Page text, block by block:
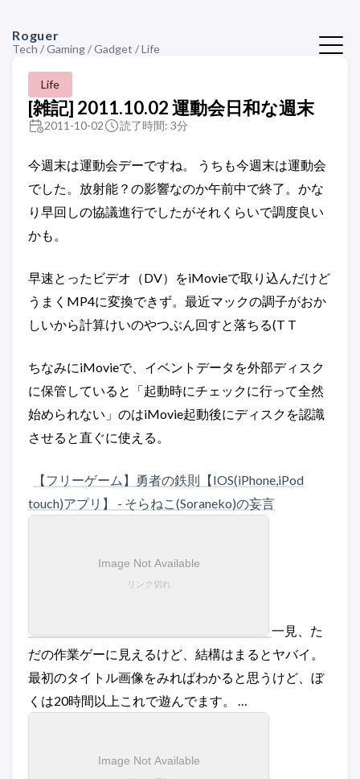
Roguer
Tech / Gaming / Gadget / Life
Life
[雑記] 2011.10.02 運動会日和な週末
2011-10-02 読了時間: 3分
今週末は運動会デーですね。 うちも今週末は運動会
でした。放射能？の影響なのか午前中で終了。かな
り早回しの協議進行でしたがそれくらいで調度良い
かも。
早速とったビデオ（DV）をiMovieで取り込んだけど
うまくMP4に変換できず。最近マックの調子がおか
しいから計算けいのやつぶん回すと落ちる(T T
ちなみにiMovieで、イベントデータを外部ディスク
に保管していると「起動時にチェックに行って全然
始められない」のはiMovie起動後にディスクを認識
させると直ぐに使える。
【フリーゲーム】勇者の鉄則【IOS(iPhone,iPod
touch)アプリ】 - そらねこ(Soraneko)の妄言
一見、た
だの作業ゲーに見えるけど、結構はまるとヤバイ。
最初のタイトル画像をみればわかると思うけど、ぼ
くは20時間以上これで遊んでます。 …